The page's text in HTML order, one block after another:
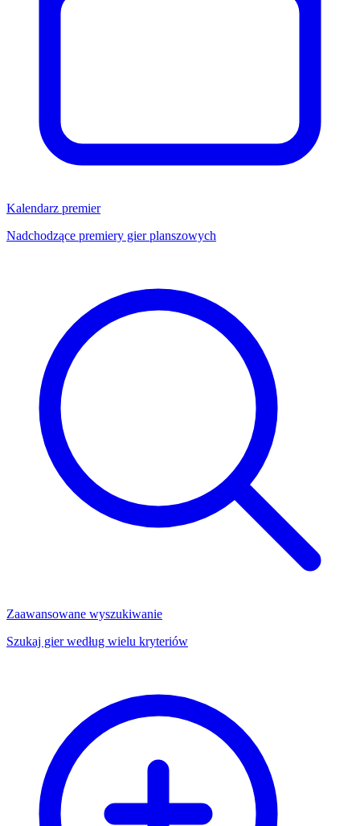
Kalendarz premier
Nadchodzące premiery gier planszowych
Zaawansowane wyszukiwanie
Szukaj gier według wielu kryteriów